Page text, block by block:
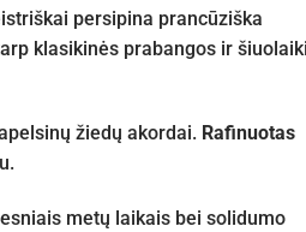
persipina prancūziška
klasikinės prabangos ir
žiedų akordai. Rafinuotas
metų laikais bei solidumo